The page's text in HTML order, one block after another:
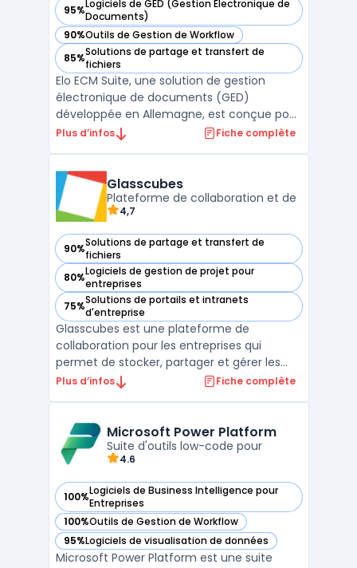
95%Logiciels de GED (Gestion Électronique de
Documents)
— voir Elo ECM Suite dans cette catégorie
90%Outils de Gestion de Workflow
— voir Elo ECM Suite dans cette catégorie
85%Solutions de partage et transfert de
fichiers
— voir Elo ECM Suite dans cette catégorie
Elo ECM Suite, une solution de gestion
électronique de documents (GED)
développée en Allemagne, est conçue pour
transformer et simplifier les processus
collaborative facilite la gestion
documentaire, offrant une convergen ...
Plus d’infos Fiche complète
Glasscubes
Plateforme de collaboration et de
4,7
90%Solutions de partage et transfert de
fichiers
— voir Glasscubes dans cette catégorie
80%Logiciels de gestion de projet pour
entreprises
— voir Glasscubes dans cette catégorie
75%Solutions de portails et intranets
d'entreprise
— voir Glasscubes dans cette catégorie
Glasscubes est une plateforme de
collaboration pour les entreprises qui
permet de stocker, partager et gérer les
documents en toute sécurité. Elle propose
projets, de tâches et de calendriers
partagés pour faciliter la com ...
Plus d’infos Fiche complète
Microsoft Power Platform
Suite d'outils low-code pour
4.6
100%Logiciels de Business Intelligence pour
Entreprises
— voir Microsoft Power Platform dans cette catégorie
100%Outils de Gestion de Workflow
— voir Microsoft Power Platform dans cette catégorie
95%Logiciels de visualisation de données
— voir Microsoft Power Platform dans cette catégorie
Microsoft Power Platform est une suite